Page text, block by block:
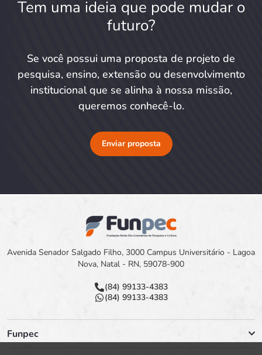
Tem uma ideia que pode mudar o
futuro?
Se você possui uma proposta de projeto de
pesquisa, ensino, extensão ou desenvolvimento
institucional que se alinha à nossa missão,
queremos conhecê-lo.
Enviar proposta
Avenida Senador Salgado Filho, 3000 Campus Universitário - Lagoa
Nova, Natal - RN, 59078-900
(84) 99133-4383
(84) 99133-4383
Funpec